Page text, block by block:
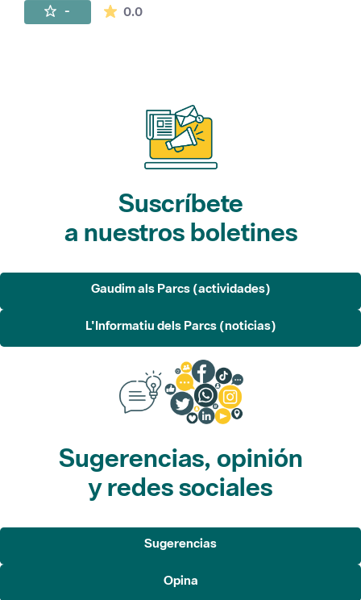
- 0.0La valoración media es de 0 estrellas de
Suscríbete
a nuestros boletines
Gaudim als Parcs (actividades)
L'Informatiu dels Parcs (noticias)
Sugerencias, opinión
y redes sociales
Sugerencias
Opina